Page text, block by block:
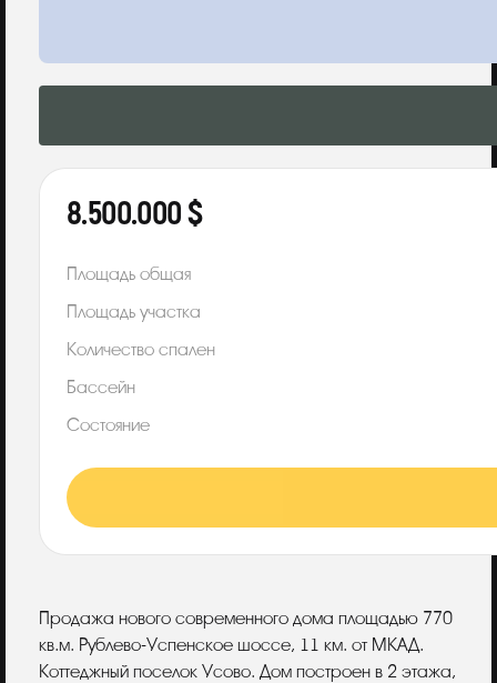
8.500.000 $
Площадь общая
Площадь участка
Количество спален
Бассейн
Состояние
Описание
Продажа нового современного дома площадью 770
кв.м. Рублево-Успенское шоссе, 11 км. от МКАД.
Коттеджный поселок Усово. Дом построен в 2 этажа,